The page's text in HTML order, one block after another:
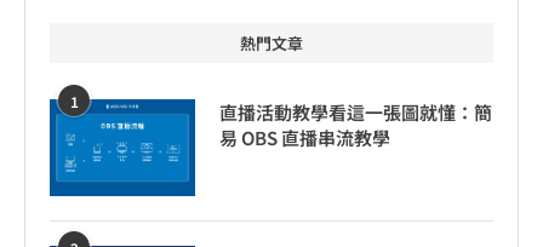
熱門文章
1
直播活動教學看這一張圖就懂：簡
易 OBS 直播串流教學